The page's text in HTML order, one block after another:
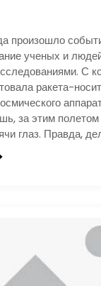
произошло
ученых и
С
ракета-
за этим
глаз. Правда,